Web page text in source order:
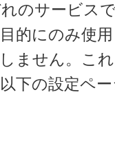
のサービス
的にのみ使
ません。こ
下の設定ペ